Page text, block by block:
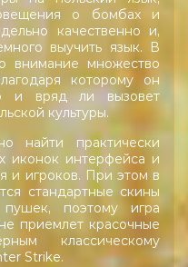
о бомбах и
качественно и,
выучить язык. В
внимание множество
которому он
и вряд ли вызовет
культуры.
найти практически
иконок интерфейса и
и игроков. При этом в
стандартные скины
поэтому игра
приемлет красочные
классическому
Strike.